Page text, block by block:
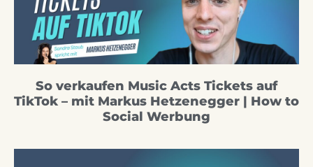
So verkaufen Music Acts Tickets auf
TikTok – mit Markus Hetzenegger | How to
Social Werbung